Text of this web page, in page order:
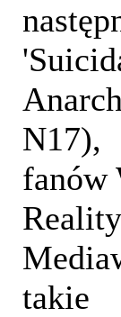
N17),
fanów
takie